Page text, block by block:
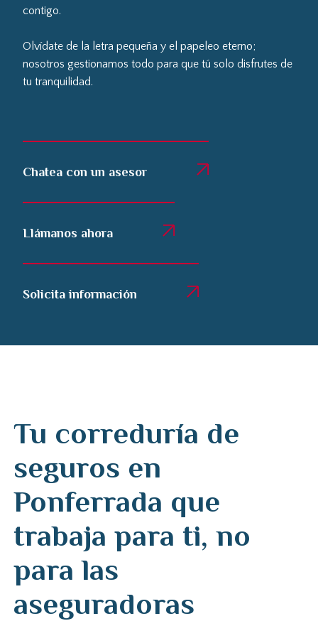
contigo.
Olvídate de la letra pequeña y el papeleo eterno;
nosotros gestionamos todo para que tú solo disfrutes de
tu tranquilidad.
Chatea con un asesor
Llámanos ahora
Solicita información
Tu correduría de
seguros en
Ponferrada que
trabaja para ti, no
para las
aseguradoras